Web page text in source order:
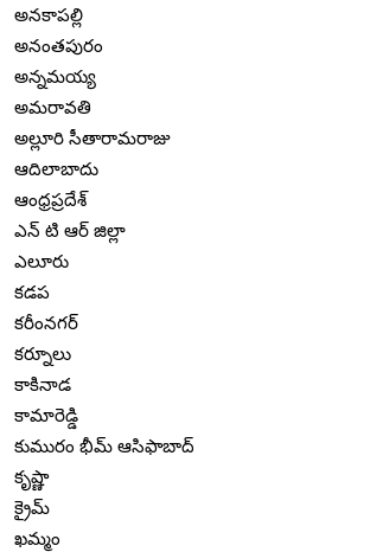
అనకాపల్లి
అనంతపురం
అన్నమయ్య
అమరావతి
అల్లూరి సీతారామరాజు
ఆదిలాబాదు
ఆంధ్రప్రదేశ్
ఎన్ టి ఆర్ జిల్లా
ఎలూరు
కడప
కరీంనగర్
కర్నూలు
కాకినాడ
కామారెడ్డి
కుమురం భీమ్ ఆసిఫాబాద్
కృష్ణా
క్రైమ్
ఖమ్మం